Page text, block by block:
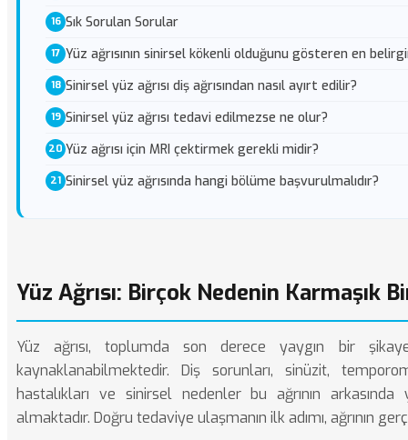
Sık Sorulan Sorular
Yüz ağrısının sinirsel kökenli olduğunu gösteren en
Sinirsel yüz ağrısı diş ağrısından nasıl ayırt edilir?
Sinirsel yüz ağrısı tedavi edilmezse ne olur?
Yüz ağrısı için MRI çektirmek gerekli midir?
Sinirsel yüz ağrısında hangi bölüme başvurulmalıdır?
Yüz Ağrısı: Birçok Nedenin Karmaşık
Yüz ağrısı, toplumda son derece yaygın bir
kaynaklanabilmektedir. Diş sorunları, sinüzit,
hastalıkları ve sinirsel nedenler bu ağrının
almaktadır. Doğru tedaviye ulaşmanın ilk adımı, ağrının